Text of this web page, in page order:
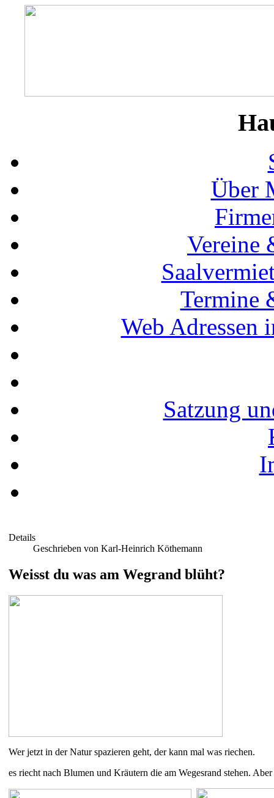
Über
Vereine
Termine
Web Adressen
Satzung
Details
Geschrieben von Karl-Heinrich Köthemann
Weisst du was am Wegrand blüht?
Wer jetzt in der Natur spazieren geht, der kann mal was riechen.
es riecht nach Blumen und Kräutern die am Wegesrand stehen.